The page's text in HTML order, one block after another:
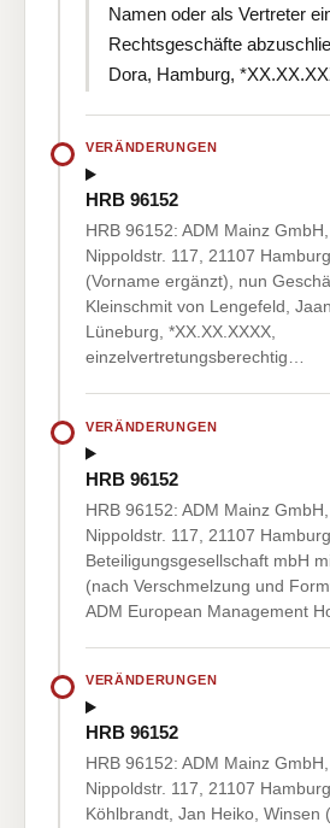
Namen oder als Vertreter
Rechtsgeschäfte
Dora, Hamburg,
VERÄNDERUNGEN
HRB 96152
HRB 96152: ADM Mainz
Nippoldstr. 117, 21107
(Vorname ergänzt), nun
Kleinschmit von Lengefeld,
Lüneburg, *XX.XX.XXXX,
einzelvertretungsberechtig…
VERÄNDERUNGEN
HRB 96152
HRB 96152: ADM Mainz
Nippoldstr. 117, 21107
Beteiligungsgesellschaft mbH
(nach Verschmelzung und
ADM European Management
VERÄNDERUNGEN
HRB 96152
HRB 96152: ADM Mainz
Nippoldstr. 117, 21107
Köhlbrandt, Jan Heiko, Winsen